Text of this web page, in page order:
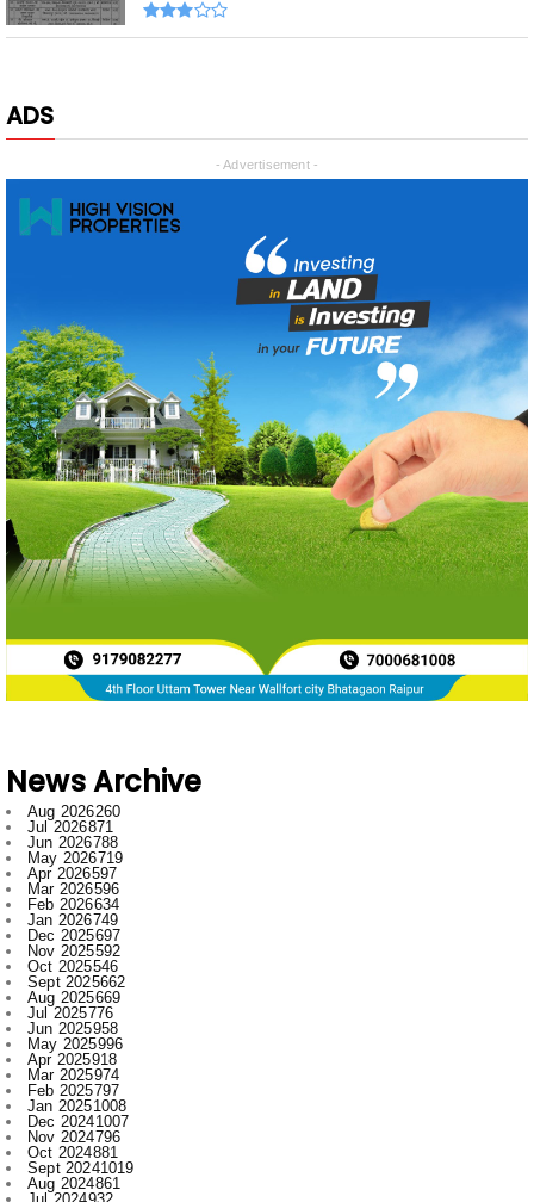
ADS
News Archive
Jun 2026
788
May 2026719
Apr 2026597
Mar 2026596
Feb 2026634
Jan 2026749
Dec 2025697
Nov 2025592
Oct 2025546
Sept 2025662
Aug 2025669
Jul 2025776
Jun 2025958
May 2025996
Apr 2025918
Mar 2025974
Feb 2025797
Jan 20251008
Dec 20241007
Nov 2024796
Oct 2024881
Sept 20241019
Aug 2024861
Jul 2024932
Jun 2024731
May 2024605
Apr 2024597
Mar 2024656